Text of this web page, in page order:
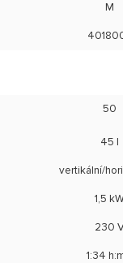
M
50
45 l
vertikální/
1,5
230
1:34